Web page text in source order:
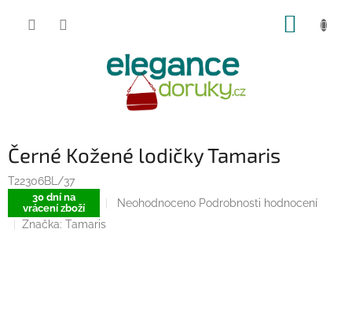
Černé Kožené lodičky Tamaris
T22306BL/37
30 dní na
vrácení zboží
Průměrné
Neohodnoceno Podrobnosti hodnocení
Značka: Tamaris